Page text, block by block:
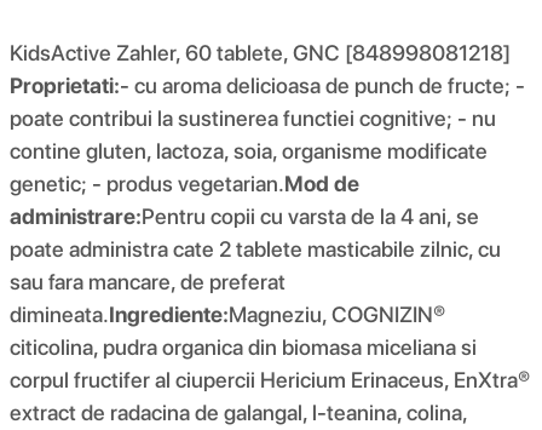
KidsActive Zahler, 60 tablete, GNC [848998081218]
Proprietati:- cu aroma delicioasa de punch de fructe; -
poate contribui la sustinerea functiei cognitive; - nu
contine gluten, lactoza, soia, organisme modificate
genetic; - produs vegetarian.Mod de
administrare:Pentru copii cu varsta de la 4 ani, se
poate administra cate 2 tablete masticabile zilnic, cu
sau fara mancare, de preferat
dimineata.Ingrediente:Magneziu, COGNIZIN®
citicolina, pudra organica din biomasa miceliana si
corpul fructifer al ciupercii Hericium Erinaceus, EnXtra®
extract de radacina de galangal, l-teanina, colina,